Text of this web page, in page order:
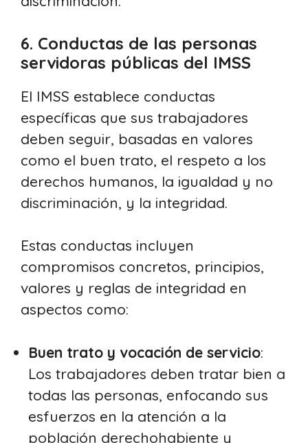
6. Conductas de las personas
servidoras públicas del IMSS
El IMSS establece conductas
específicas que sus trabajadores
deben seguir, basadas en valores
como el buen trato, el respeto a los
derechos humanos, la igualdad y no
discriminación, y la integridad.
Estas conductas incluyen
compromisos concretos, principios,
valores y reglas de integridad en
aspectos como:
Buen trato y vocación de servicio:
Los trabajadores deben tratar bien a
todas las personas, enfocando sus
esfuerzos en la atención a la
población derechohabiente y